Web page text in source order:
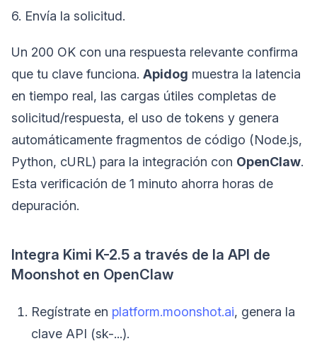
6. Envía la solicitud.
Un 200 OK con una respuesta relevante confirma
que tu clave funciona. Apidog muestra la latencia
en tiempo real, las cargas útiles completas de
solicitud/respuesta, el uso de tokens y genera
automáticamente fragmentos de código (Node.js,
Python, cURL) para la integración con OpenClaw.
Esta verificación de 1 minuto ahorra horas de
depuración.
Integra Kimi K-2.5 a través de la API de
Moonshot en OpenClaw
Regístrate en platform.moonshot.ai, genera la
clave API (sk-...).